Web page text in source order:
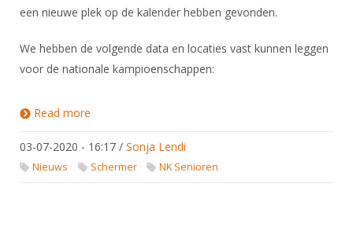
een nieuwe plek op de kalender hebben gevonden.
We hebben de volgende data en locaties vast kunnen leggen
voor de nationale kampioenschappen:
Read more
03-07-2020 - 16:17 / Sonja Lendi
Nieuws Schermer NK Senioren